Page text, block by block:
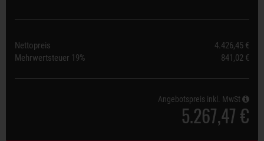
Nettopreis
4.426,45 €
Mehrwertsteuer 19% 841,02 €
Angebotspreis inkl. MwSt
5.267,47 €